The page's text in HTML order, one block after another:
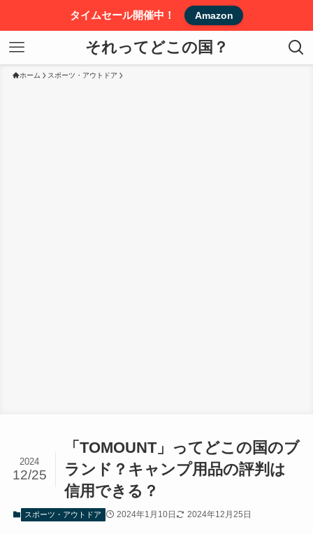
タイムセール開催中！ Amazon
それってどこの国？
ホーム スポーツ・アウトドア
「TOMOUNT」ってどこの国のブ
ランド？キャンプ用品の評判は
信用できる？
2024
12/25
スポーツ・アウトドア 2024年1月10日 2024年12月25日